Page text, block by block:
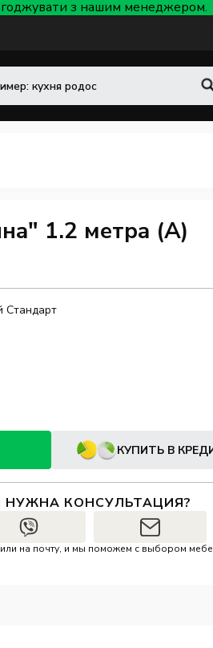
з нашим менеджером.
1.2 метра (А)
Стандарт
КУПИТЬ В
КОНСУЛЬТАЦИЯ?
или на почту, и мы поможем с выбором